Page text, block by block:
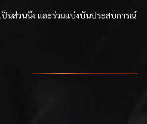
นส่วนนึง และร่วมแบ่งบันประสบการณ์